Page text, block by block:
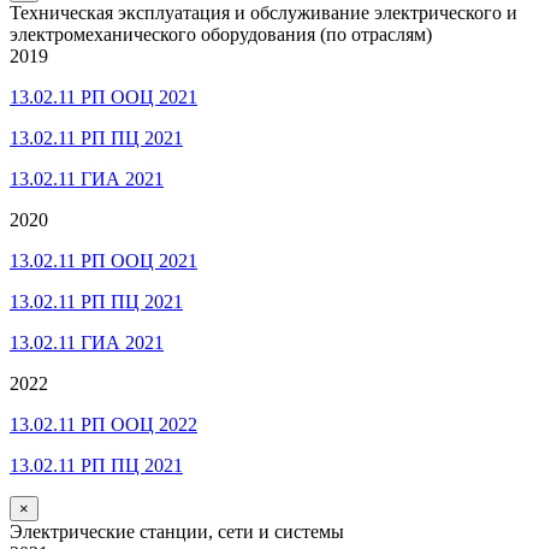
Техническая эксплуатация и обслуживание электрического и
электромеханического оборудования (по отраслям)
2019
13.02.11 РП ООЦ 2021
13.02.11 РП ПЦ 2021
13.02.11 ГИА 2021
2020
13.02.11 РП ООЦ 2021
13.02.11 РП ПЦ 2021
13.02.11 ГИА 2021
2022
13.02.11 РП ООЦ 2022
13.02.11 РП ПЦ 2021
×
Электрические станции, сети и системы